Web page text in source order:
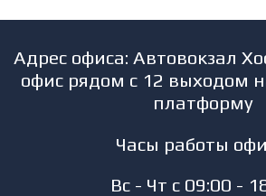
Адрес офиса: Автовокзал
офис рядом с 12 выходом
платформу
Часы работы
Вс - Чт с 09:00 -